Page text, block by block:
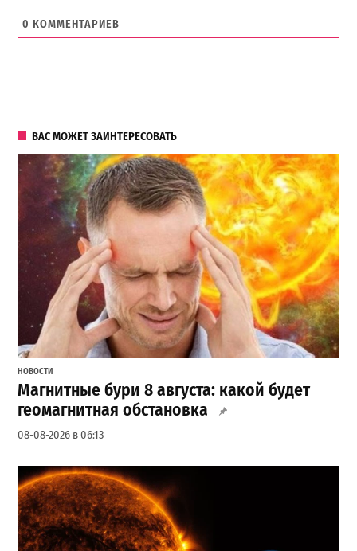
0 КОММЕНТАРИЕВ
ВАС МОЖЕТ ЗАИНТЕРЕСОВАТЬ
НОВОСТИ
Магнитные бури 8 августа: какой будет
геомагнитная обстановка
08-08-2026 в 06:13